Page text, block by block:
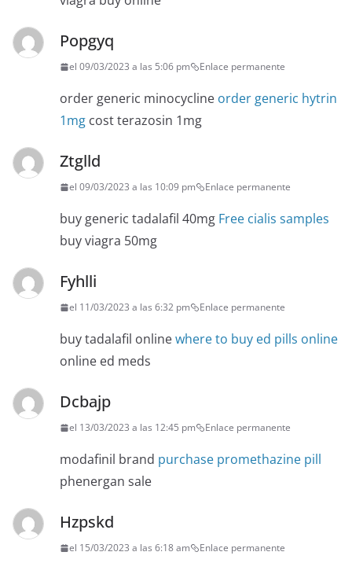
Popgyq
el 09/03/2023 a las 5:06 pm Enlace permanente
order generic minocycline order generic hytrin
1mg cost terazosin 1mg
Ztglld
el 09/03/2023 a las 10:09 pm Enlace permanente
buy generic tadalafil 40mg Free cialis samples
buy viagra 50mg
Fyhlli
el 11/03/2023 a las 6:32 pm Enlace permanente
buy tadalafil onlinewhere to buy ed pills online
online ed meds
Dcbajp
el 13/03/2023 a las 12:45 pm Enlace permanente
modafinil brand purchase promethazine pill
phenergan sale
Hzpskd
el 15/03/2023 a las 6:18 am Enlace permanente